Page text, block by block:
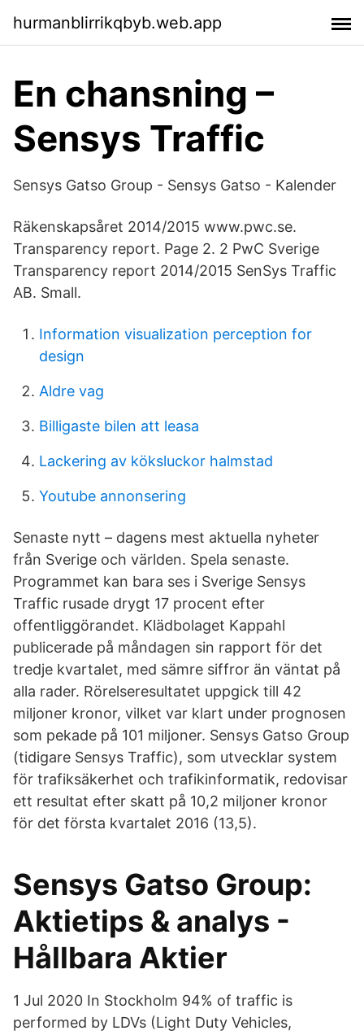
hurmanblirrikqbyb.web.app
En chansning –
Sensys Traffic
Sensys Gatso Group - Sensys Gatso - Kalender
Räkenskapsåret 2014/2015 www.pwc.se.
Transparency report. Page 2. 2 PwC Sverige
Transparency report 2014/2015 SenSys Traffic
AB. Small.
Information visualization perception for
design
Aldre vag
Billigaste bilen att leasa
Lackering av köksluckor halmstad
Youtube annonsering
Senaste nytt – dagens mest aktuella nyheter
från Sverige och världen. Spela senaste.
Programmet kan bara ses i Sverige Sensys
Traffic rusade drygt 17 procent efter
offentliggörandet. Klädbolaget Kappahl
publicerade på måndagen sin rapport för det
tredje kvartalet, med sämre siffror än väntat på
alla rader. Rörelseresultatet uppgick till 42
miljoner kronor, vilket var klart under prognosen
som pekade på 101 miljoner. Sensys Gatso Group
(tidigare Sensys Traffic), som utvecklar system
för trafiksäkerhet och trafikinformatik, redovisar
ett resultat efter skatt på 10,2 miljoner kronor
för det första kvartalet 2016 (13,5).
Sensys Gatso Group:
Aktietips & analys -
Hållbara Aktier
1 Jul 2020 In Stockholm 94% of traffic is
performed by LDVs (Light Duty Vehicles,